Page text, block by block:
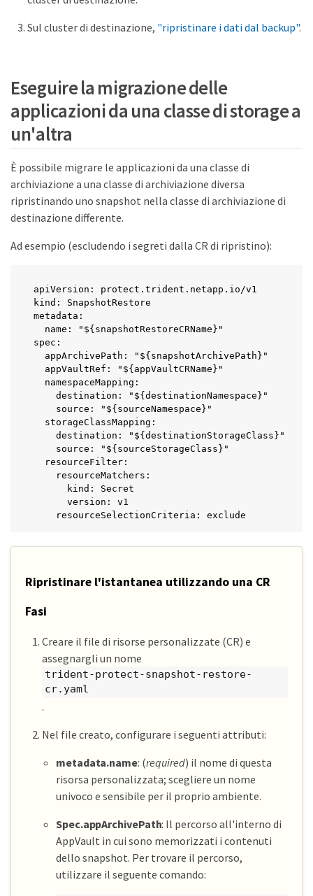
Sul cluster di destinazione, "ripristinare i dati dal backup".
Eseguire la migrazione delle
applicazioni da una classe di storage a
un'altra
È possibile migrare le applicazioni da una classe di
archiviazione a una classe di archiviazione diversa
ripristinando uno snapshot nella classe di archiviazione di
destinazione differente.
Ad esempio (escludendo i segreti dalla CR di ripristino):
apiVersion: protect.trident.netapp.io/v1
kind: SnapshotRestore
metadata:
  name: "${snapshotRestoreCRName}"
spec:
  appArchivePath: "${snapshotArchivePath}"
  appVaultRef: "${appVaultCRName}"
  namespaceMapping:
    destination: "${destinationNamespace}"
    source: "${sourceNamespace}"
  storageClassMapping:
    destination: "${destinationStorageClass}"
    source: "${sourceStorageClass}"
  resourceFilter:
    resourceMatchers:
      kind: Secret
      version: v1
    resourceSelectionCriteria: exclude
Ripristinare l'istantanea utilizzando una CR
Fasi
Creare il file di risorse personalizzate (CR) e
assegnargli un nome
trident-protect-snapshot-restore-
cr.yaml
.
Nel file creato, configurare i seguenti attributi:
metadata.name: (required) il nome di questa
risorsa personalizzata; scegliere un nome
univoco e sensibile per il proprio ambiente.
Spec.appArchivePath: Il percorso all'interno di
AppVault in cui sono memorizzati i contenuti
dello snapshot. Per trovare il percorso,
utilizzare il seguente comando: